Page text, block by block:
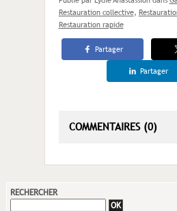
Restauration collective,
Restauration rapide
Partager
Partager
COMMENTAIRES (0)
RECHERCHER